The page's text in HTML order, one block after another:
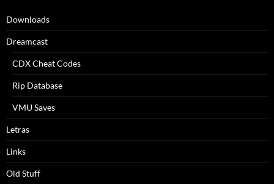
Downloads
Dreamcast
CDX Cheat Codes
Rip Database
VMU Saves
Letras
Links
Old Stuff